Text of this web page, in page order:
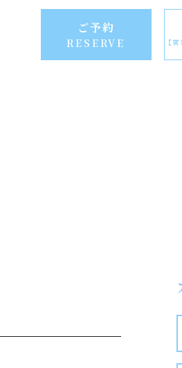
ご予約
RESERVE 【